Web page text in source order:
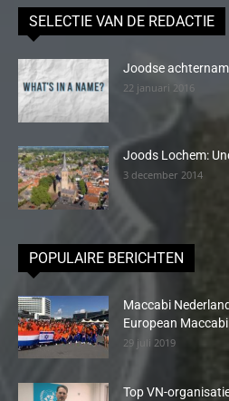
SELECTIE VAN DE REDACTIE
Joodse
22 januari 2016
Joods Lochem:
3 december 2014
POPULAIRE BERICHTEN
Maccabi
European
29 juli 2019
Top VN-